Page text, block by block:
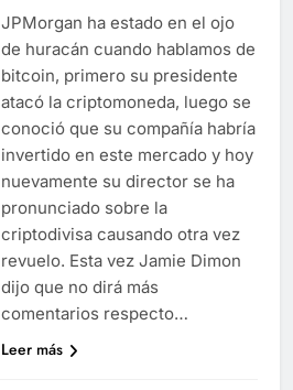
JPMorgan ha estado en el ojo
de huracán cuando hablamos de
bitcoin, primero su presidente
atacó la criptomoneda, luego se
conoció que su compañía habría
invertido en este mercado y hoy
nuevamente su director se ha
pronunciado sobre la
criptodivisa causando otra vez
revuelo. Esta vez Jamie Dimon
dijo que no dirá más
comentarios respecto…
Leer más